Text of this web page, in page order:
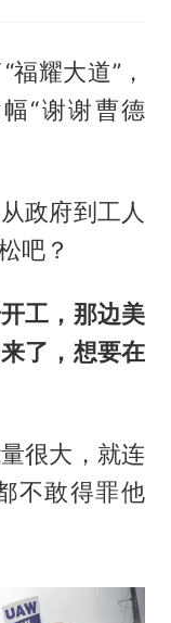
耀大道”，
“谢谢曹德
政府到工人
吧？
工，那边美
了，想要在
很大，就连
不敢得罪他